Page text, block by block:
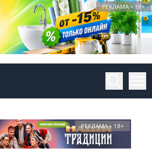
РЕКЛАМА • 18+
РЕКЛАМА • 18+